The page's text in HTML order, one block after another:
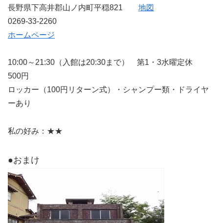
長野県下高井郡山ノ内町平穏821 地図
0269-33-2260
ホームページ
10:00～21:30（入館は20:30まで） 第1・3水曜定休
500円
ロッカー（100円リターン式）・シャンプー類・ドライヤ
ーあり
私の好み：★★
●おまけ